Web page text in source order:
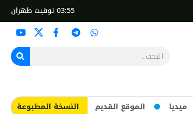
03:55 توقيت طهران
ميديا الموقع القديم ​النسخة المطبوعة